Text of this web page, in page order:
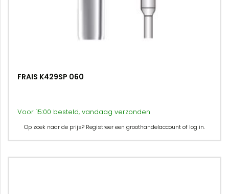
FRAIS K429SP 060
Voor 15:00 besteld, vandaag verzonden
Op zoek naar de prijs? Registreer een groothandelaccount of log in.